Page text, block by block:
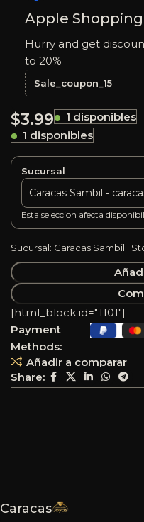
Apple
Hurry and get
to 20%
Sale_coupon_15
$3.99
1 disponibles
1 disponibles
Sucursal
Esta seleccion afecta
Sucursal: Caracas Sambil |
Añadir a comparar
Share:
[html_block id="1101"]
Payment
Methods:
Caracas